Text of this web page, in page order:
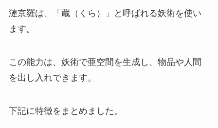
漣京羅は、「蔵（くら）」と呼ばれる妖術を使い
ます。
この能力は、妖術で亜空間を生成し、物品や人間
を出し入れできます。
下記に特徴をまとめました。